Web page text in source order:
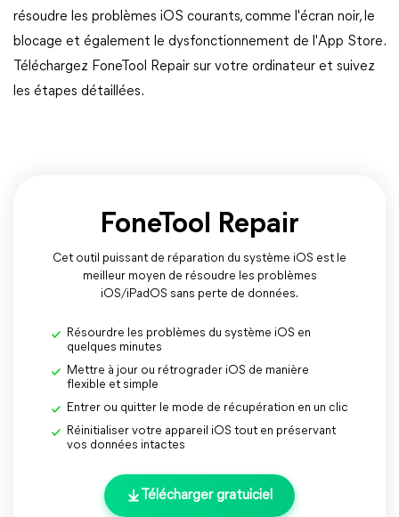
résoudre les problèmes iOS courants, comme l'écran noir, le
blocage et également le dysfonctionnement de l'App Store.
Téléchargez FoneTool Repair sur votre ordinateur et suivez
les étapes détaillées.
FoneTool Repair
Cet outil puissant de réparation du système iOS est le
meilleur moyen de résoudre les problèmes
iOS/iPadOS sans perte de données.
Résourdre les problèmes du système iOS en
quelques minutes
Mettre à jour ou rétrograder iOS de manière
flexible et simple
Entrer ou quitter le mode de récupération en un clic
Réinitialiser votre appareil iOS tout en préservant
vos données intactes
Télécharger gratuiciel